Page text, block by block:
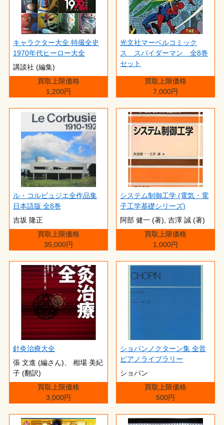
キャラクター大全 特撮全史
1970年代ヒーロー大全
講談社 (編集)
買取上限価格
1,200円
光文社マーベルコミック
ス スパイダーマン 全8巻
セット
買取上限価格
7,000円
ル・コルビュジエ全作品集
日本語版 全8巻
吉坂 隆正
買取上限価格
35,000円
システム制御工学 (電気・電
子工学基礎シリーズ)
阿部 健一 (著),‎ 吉澤 誠 (著)
買取上限価格
1,000円
針灸治療大全
張 文進 (編さん)、 相場 美紀
子 (翻訳)
買取上限価格
3,000円
ショパンノクターン集 全音
ピアノライブラリー
ショパン
買取上限価格
500円